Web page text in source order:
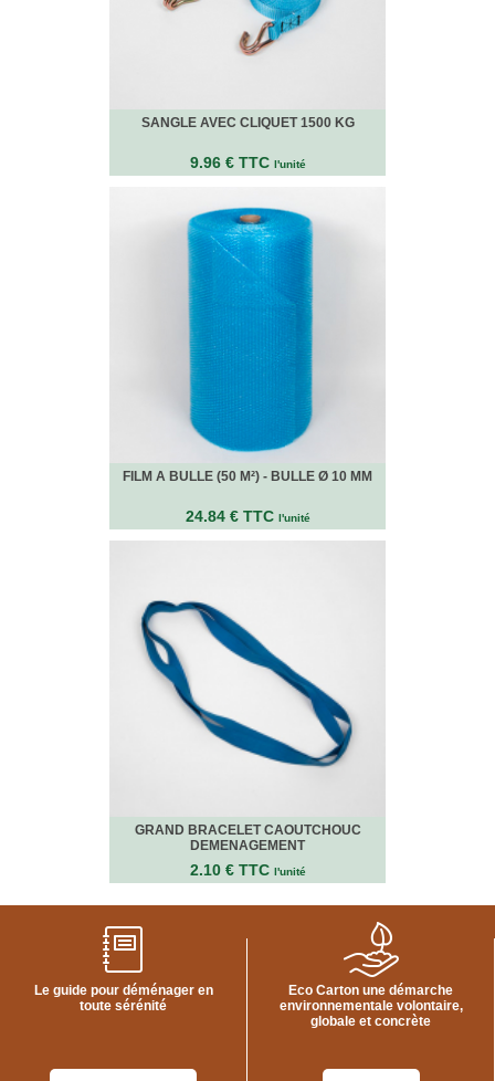
SANGLE AVEC CLIQUET 1500 KG
9.96 € TTC l'unité
FILM A BULLE (50 M²) - BULLE Ø 10 MM
24.84 € TTC l'unité
GRAND BRACELET CAOUTCHOUC
DEMENAGEMENT
2.10 € TTC l'unité
Le guide pour déménager en
toute sérénité
Eco Carton une démarche
environnementale volontaire,
globale et concrète